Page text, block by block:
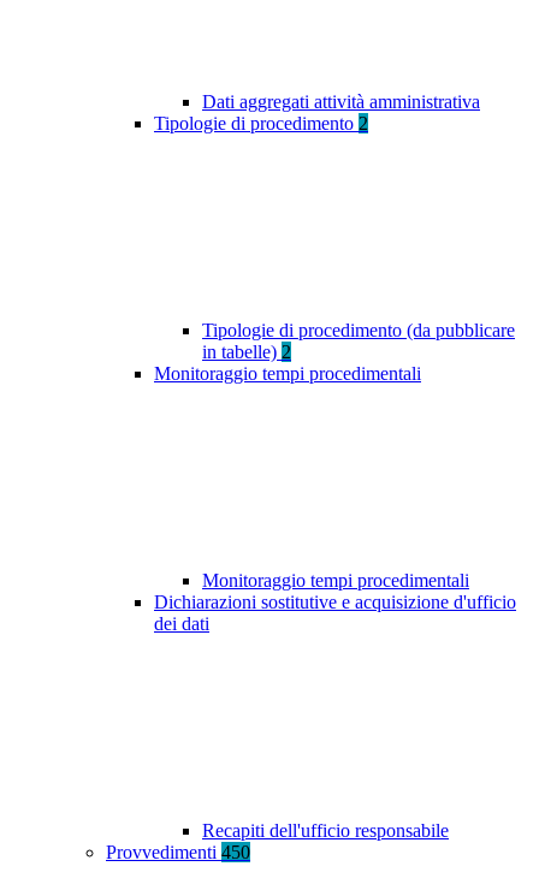
Dati aggregati attività amministrativa
Tipologie di procedimento 2
Tipologie di procedimento (da pubblicare
in tabelle) 2
Monitoraggio tempi procedimentali
Monitoraggio tempi procedimentali
Dichiarazioni sostitutive e acquisizione d'ufficio
dei dati
Recapiti dell'ufficio responsabile
Provvedimenti 450